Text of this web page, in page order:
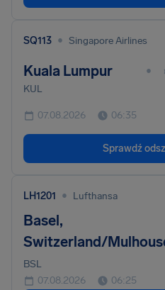
SQ113 • Singapore Airlines
Kuala Lumpur •
KUL
07.08.2026 06:35
Sprawdź
LH1201 • Lufthansa
Basel,
Switzerland/
BSL
07.08.2026
06:25